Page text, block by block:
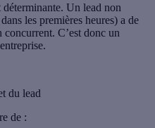
déterminante. Un lead non
les premières heures) a de
concurrent. C’est donc un
du lead
de :